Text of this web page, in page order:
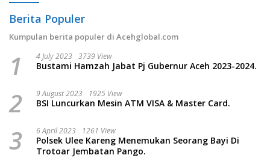
Berita Populer
Kumpulan berita populer di Acehglobal.com
1 4 July 2023 3739 View
Bustami Hamzah Jabat Pj Gubernur Aceh 2023-2024.
2 9 August 2023 1925 View
BSI Luncurkan Mesin ATM VISA & Master Card.
3 6 April 2023 1261 View
Polsek Ulee Kareng Menemukan Seorang Bayi Di
Trotoar Jembatan Pango.